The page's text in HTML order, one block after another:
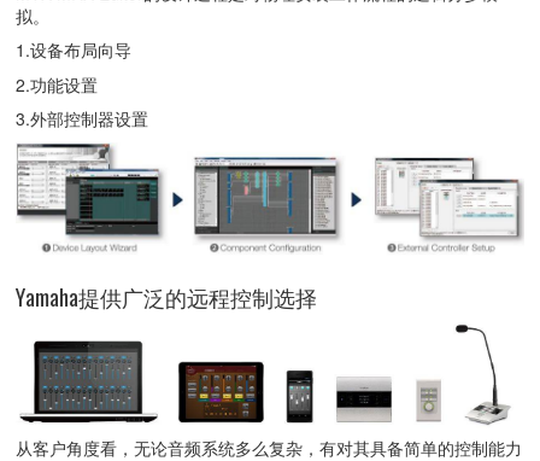
拟。
1.设备布局向导
2.功能设置
3.外部控制器设置
Yamaha提供广泛的远程控制选择
从客户角度看，无论音频系统多么复杂，有对其具备简单的控制能力